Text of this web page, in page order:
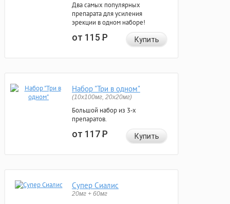
Два самых популярных
препарата для усиления
эрекции в одном наборе!
от 115Р Купить
Набор "Три в одном"
(10x100мг, 20x20мг)
Большой набор из 3-х
препаратов.
от 117Р Купить
Супер Сиалис
20мг + 60мг